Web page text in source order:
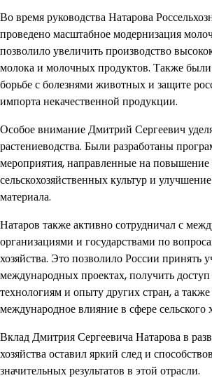
Во время руководства Натарова
проведено масштабное модернизация
позволило увеличить производство
молока и молочных продуктов. Также
борьбе с болезнями животных и защите
импорта некачественной продукции.
Особое внимание Дмитрий Сергеевич
растениеводства. Были разработаны
мероприятия, направленные на
сельскохозяйственных культур и
материала.
Натаров также активно сотрудничал с
организациями и государствами по
хозяйства. Это позволило России принять
международных проектах, получить
технологиям и опыту других стран, а
международное влияние в сфере сельского
Вклад Дмитрия Сергеевича Натарова в
хозяйства оставил яркий след и
значительных результатов в этой отрасли.